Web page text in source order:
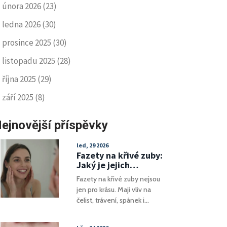
února 2026(23)
ledna 2026(30)
prosince 2025 (30)
listopadu 2025 (28)
října 2025 (29)
září 2025 (8)
příspěvky
led, 29 2026
Fazety na křivé zuby:
Jaký je jejich
skutečný vliv na
zdraví úst a celého
těla
Fazety na křivé zuby nejsou
jen pro krásu. Mají vliv na
čelist, trávení, spánek i